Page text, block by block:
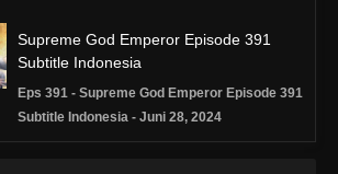
Supreme God Emperor Episode 391
Subtitle Indonesia
Eps 391 - Supreme God Emperor Episode 391
Subtitle Indonesia - Juni 28, 2024